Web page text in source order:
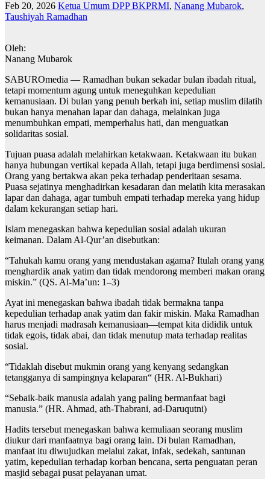
Feb 20, 2026 Ketua Umum DPP BKPRMI, Nanang Mubarok,
Taushiyah Ramadhan
Oleh:
Nanang Mubarok
SABUROmedia — Ramadhan bukan sekadar bulan ibadah ritual,
tetapi momentum agung untuk meneguhkan kepedulian
kemanusiaan. Di bulan yang penuh berkah ini, setiap muslim dilatih
bukan hanya menahan lapar dan dahaga, melainkan juga
menumbuhkan empati, memperhalus hati, dan menguatkan
solidaritas sosial.
Tujuan puasa adalah melahirkan ketakwaan. Ketakwaan itu bukan
hanya hubungan vertikal kepada Allah, tetapi juga berdimensi sosial.
Orang yang bertakwa akan peka terhadap penderitaan sesama.
Puasa sejatinya menghadirkan kesadaran dan melatih kita merasakan
lapar dan dahaga, agar tumbuh empati terhadap mereka yang hidup
dalam kekurangan setiap hari.
Islam menegaskan bahwa kepedulian sosial adalah ukuran
keimanan. Dalam Al-Qur’an disebutkan:
“Tahukah kamu orang yang mendustakan agama? Itulah orang yang
menghardik anak yatim dan tidak mendorong memberi makan orang
miskin.” (QS. Al-Ma’un: 1–3)
Ayat ini menegaskan bahwa ibadah tidak bermakna tanpa
kepedulian terhadap anak yatim dan fakir miskin. Maka Ramadhan
harus menjadi madrasah kemanusiaan—tempat kita dididik untuk
tidak egois, tidak abai, dan tidak menutup mata terhadap realitas
sosial.
“Tidaklah disebut mukmin orang yang kenyang sedangkan
tetangganya di sampingnya kelaparan“ (HR. Al-Bukhari)
“Sebaik-baik manusia adalah yang paling bermanfaat bagi
manusia.” (HR. Ahmad, ath-Thabrani, ad-Daruqutni)
Hadits tersebut menegaskan bahwa kemuliaan seorang muslim
diukur dari manfaatnya bagi orang lain. Di bulan Ramadhan,
manfaat itu diwujudkan melalui zakat, infak, sedekah, santunan
yatim, kepedulian terhadap korban bencana, serta penguatan peran
masjid sebagai pusat pelayanan umat.